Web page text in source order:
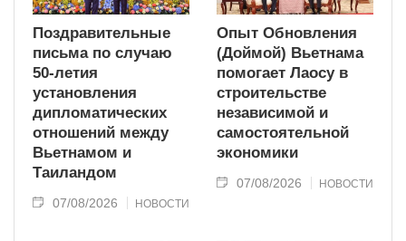
Поздравительные
письма по случаю
50-летия
установления
дипломатических
отношений между
Вьетнамом и
Таиландом
07/08/2026 НОВОСТИ
Опыт Обновления
(Доймой) Вьетнама
помогает Лаосу в
строительстве
независимой и
самостоятельной
экономики
07/08/2026 НОВОСТИ